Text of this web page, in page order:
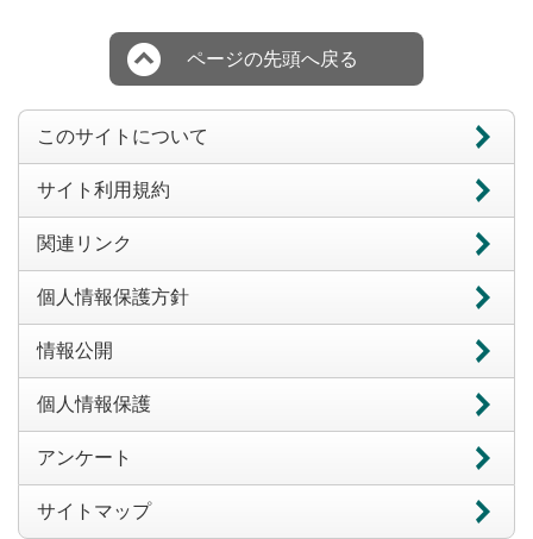
ページの先頭へ戻る
このサイトについて
サイト利用規約
関連リンク
個人情報保護方針
情報公開
個人情報保護
アンケート
サイトマップ